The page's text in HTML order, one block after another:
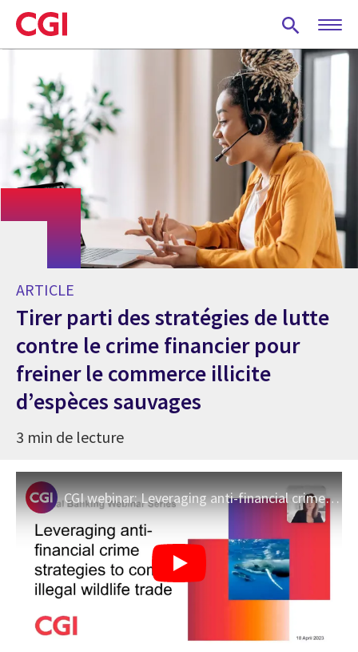
Skip
to
main
ARTICLE
Tirer parti des stratégies de lutte
contre le crime financier pour
freiner le commerce illicite
d’espèces sauvages
3 min de lecture
CGI webinar: Leveraging anti-financial crime strategies to combat illegal wildlife trade